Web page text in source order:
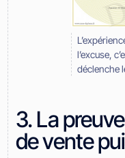
l’excuse,
déclenche
3. La
de vente